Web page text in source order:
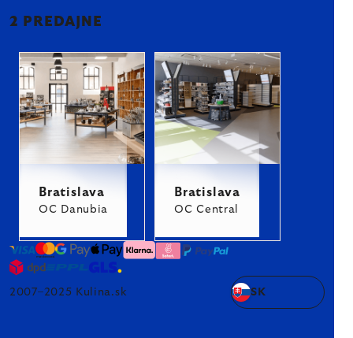
2 PREDAJNE
Bratislava
OC Danubia
Bratislava
OC Central
2007–2025 Kulina.sk SK